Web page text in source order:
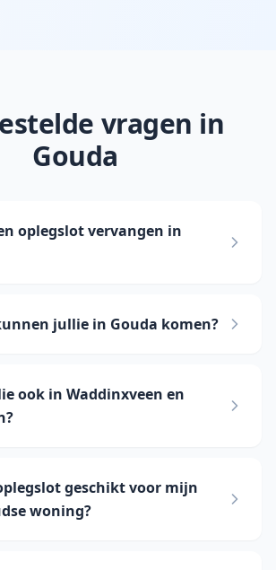
vragen in
Gouda
oplegslot vervangen in
jullie in Gouda komen?
ook in Waddinxveen en
geschikt voor mijn
woning?